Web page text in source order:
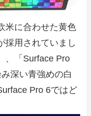
米に合わせた黄色
採用されていまし
、「Surface Pro
深い青強めの白
Pro 6ではど